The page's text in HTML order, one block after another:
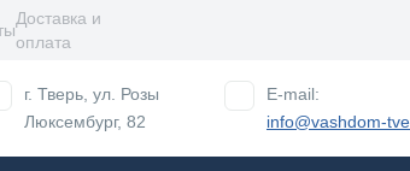
Доставка и
оплата
г. Тверь, ул. Розы
Люксембург, 82
E-mail:
info@vashdom-